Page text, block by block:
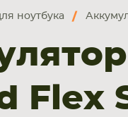
НОУТБУКА
ПЛАНШЕТА
СМАРТФОНА
ноутбука
Flex